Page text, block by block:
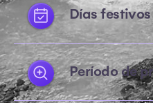
Días festivos
Período de